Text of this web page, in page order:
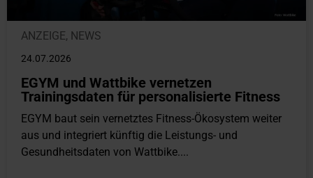
ANZEIGE, NEWS
24.07.2026
EGYM und Wattbike vernetzen
Trainingsdaten für personalisierte Fitness
EGYM baut sein vernetztes Fitness-Ökosystem weiter
aus und integriert künftig die Leistungs- und
Gesundheitsdaten von Wattbike....